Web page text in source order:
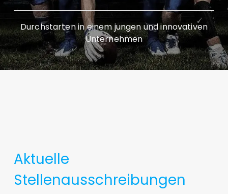
Durchstarten in einem jungen und innovativen
Unternehmen
Aktuelle
Stellenausschreibungen